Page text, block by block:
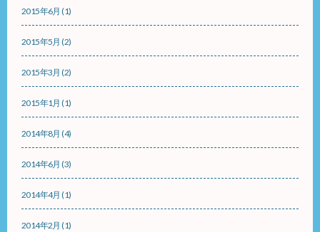
2015年6月 (1)
2015年5月 (2)
2015年3月 (2)
2015年1月 (1)
2014年8月 (4)
2014年6月 (3)
2014年4月 (1)
2014年2月 (1)